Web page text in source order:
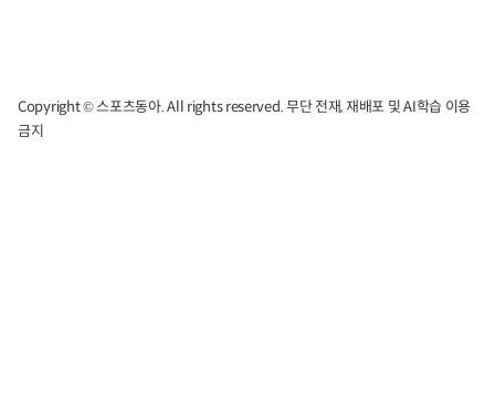
Copyright © 스포츠동아. All rights reserved. 무단 전재, 재배포 및 AI학습 이용
금지